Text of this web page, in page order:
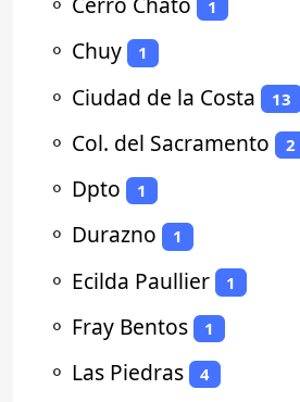
1
⚬ Chuy 1
⚬ Ciudad de la Costa 13
⚬ Col. del Sacramento 2
⚬ Dpto 1
⚬ Durazno 1
⚬ Ecilda Paullier 1
⚬ Fray Bentos 1
⚬ Las Piedras 4